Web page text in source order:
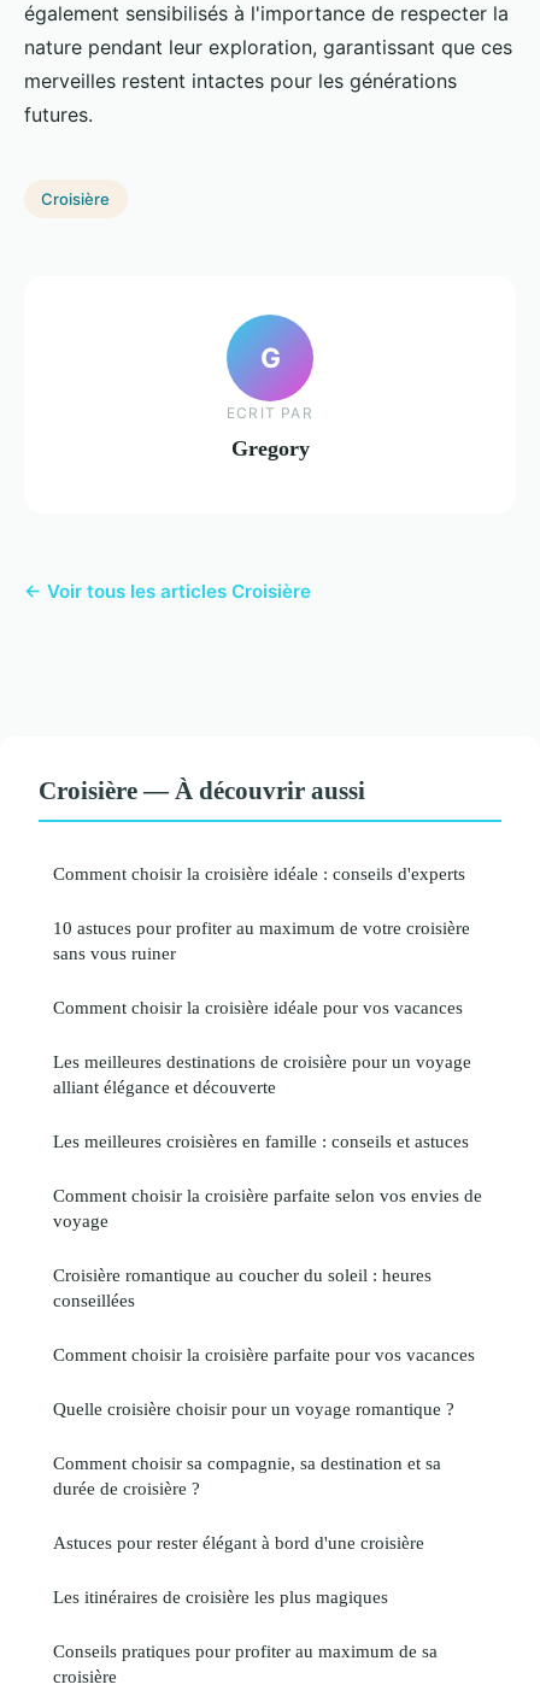
également sensibilisés à l'importance de respecter la
nature pendant leur exploration, garantissant que ces
merveilles restent intactes pour les générations
futures.
Croisière
G
ECRIT PAR
Gregory
← Voir tous les articles Croisière
Croisière — À découvrir aussi
Comment choisir la croisière idéale : conseils d'experts
10 astuces pour profiter au maximum de votre croisière
sans vous ruiner
Comment choisir la croisière idéale pour vos vacances
Les meilleures destinations de croisière pour un voyage
alliant élégance et découverte
Les meilleures croisières en famille : conseils et astuces
Comment choisir la croisière parfaite selon vos envies de
voyage
Croisière romantique au coucher du soleil : heures
conseillées
Comment choisir la croisière parfaite pour vos vacances
Quelle croisière choisir pour un voyage romantique ?
Comment choisir sa compagnie, sa destination et sa
durée de croisière ?
Astuces pour rester élégant à bord d'une croisière
Les itinéraires de croisière les plus magiques
Conseils pratiques pour profiter au maximum de sa
croisière